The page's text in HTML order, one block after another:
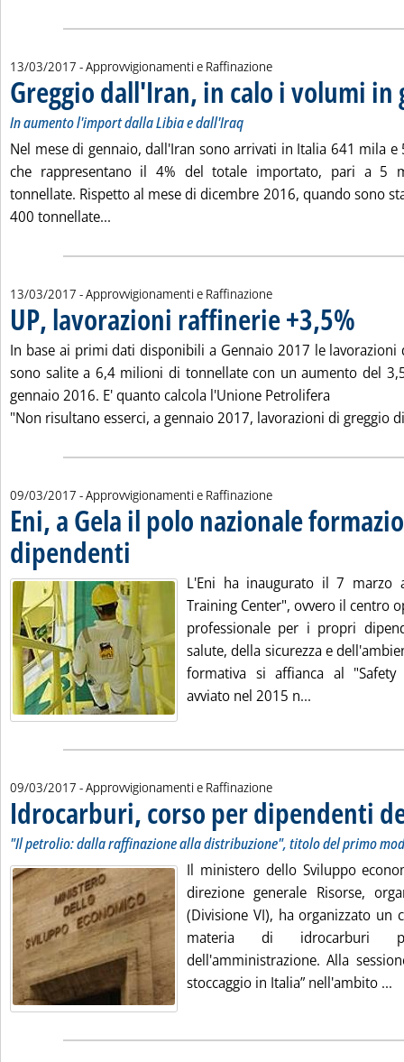
13/03/2017 - Approvvigionamenti e Raffinazione
Greggio dall'Iran, in calo i volumi in
In aumento l'import dalla Libia e dall'Iraq
Nel mese di gennaio, dall'Iran sono arrivati in Italia 641 mila
che rappresentano il 4% del totale importato, pari a 5
tonnellate. Rispetto al mese di dicembre 2016, quando sono
400 tonnellate...
13/03/2017 - Approvvigionamenti e Raffinazione
UP, lavorazioni raffinerie +3,5%
In base ai primi dati disponibili a Gennaio 2017 le
sono salite a 6,4 milioni di tonnellate con un aumento del
gennaio 2016. E' quanto calcola l'Unione Petrolifera
"Non risultano esserci, a gennaio 2017, lavorazioni di greggio
09/03/2017 - Approvvigionamenti e Raffinazione
Eni, a Gela il polo nazionale
dipendenti . Pubblicata giovedì 09 marzo 2017 alle 12.7.
L'Eni ha inaugurato il 7 marzo
Training Center", ovvero il centro
professionale per i propri
salute, della sicurezza e
formativa si affianca al "Safety
avviato nel 2015 n...
09/03/2017 - Approvvigionamenti e Raffinazione
Idrocarburi, corso per dipendenti
. Sottotitolo: "Il petrolio: dalla raffinazione alla distribuzione", titolo del primo modulo
. Pubblicata giovedì 09 marzo 2017 alle 12.6.
"Il petrolio: dalla raffinazione alla distribuzione", titolo del primo
Il ministero dello Sviluppo
direzione generale Risorse,
(Divisione VI), ha organizzato un
materia di idrocarburi
dell'amministrazione. Alla
stoccaggio in Italia” nell'ambito ...